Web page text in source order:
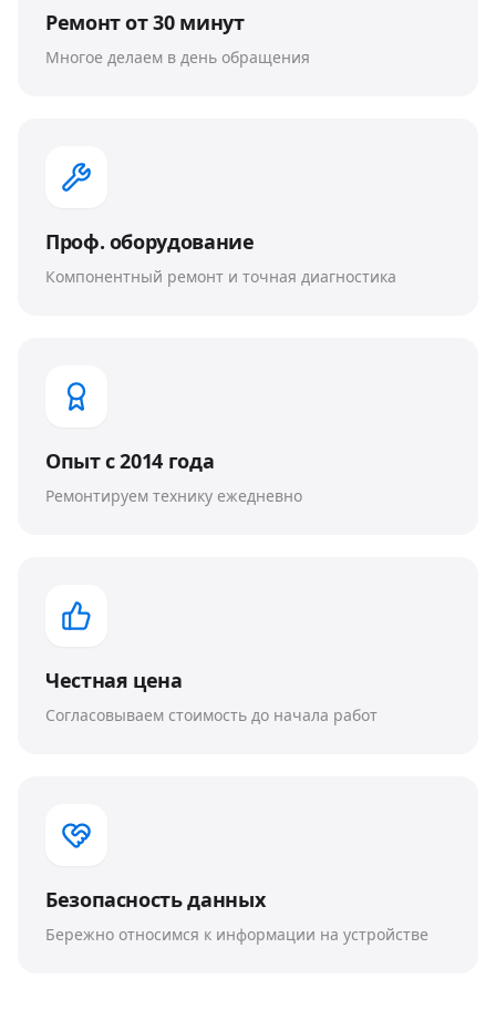
Ремонт от 30 минут
Многое делаем в день обращения
Проф. оборудование
Компонентный ремонт и точная диагностика
Опыт с 2014 года
Ремонтируем технику ежедневно
Честная цена
Согласовываем стоимость до начала работ
Безопасность данных
Бережно относимся к информации на устройстве